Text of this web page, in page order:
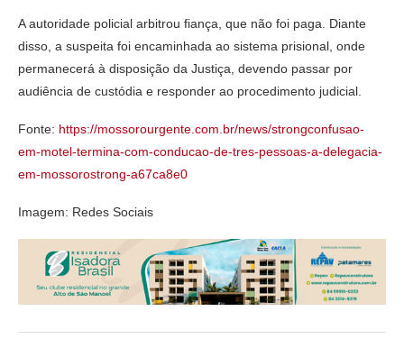
A autoridade policial arbitrou fiança, que não foi paga. Diante
disso, a suspeita foi encaminhada ao sistema prisional, onde
permanecerá à disposição da Justiça, devendo passar por
audiência de custódia e responder ao procedimento judicial.
Fonte: https://mossorourgente.com.br/news/strongconfusao-
em-motel-termina-com-conducao-de-tres-pessoas-a-delegacia-
em-mossorostrong-a67ca8e0
Imagem: Redes Sociais